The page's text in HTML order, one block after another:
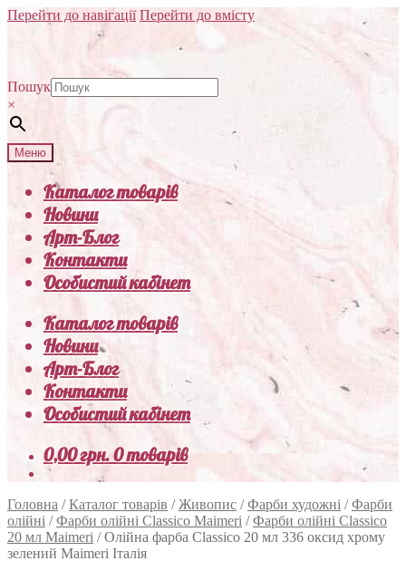
Перейти до навігації Перейти до вмісту
Пошук
×
Меню
Каталог товарів
Новини
Арт-Блог
Контакти
Особистий кабінет
Каталог товарів
Новини
Арт-Блог
Контакти
Особистий кабінет
0,00грн.0 товарів
Головна /Каталог товарів /Живопис /Фарби художні /Фарби
олійні /Фарби олійні Classico Maimeri /Фарби олійні Classico
20 мл Maimeri /Олійна фарба Classico 20 мл 336 оксид хрому
зелений Maimeri Італія